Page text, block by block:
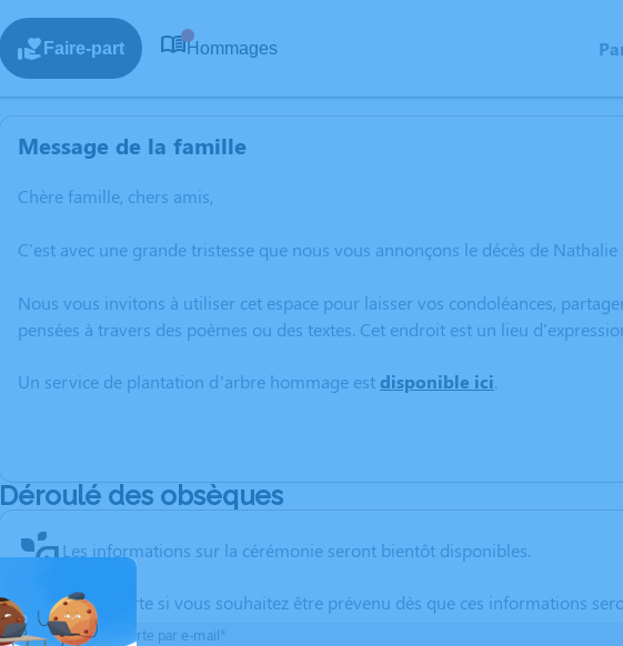
Faire-part Hommages
Message de la famille
Chère famille, chers amis,
C'est avec une grande tristesse que nous vous annonçons le décès de Nathalie
Nous vous invitons à utiliser cet espace pour laisser vos condoléances,
pensées à travers des poèmes ou des textes. Cet endroit est un lieu
Un service de plantation d’arbre hommage est disponible ici.
Déroulé des obsèques
Les informations sur la cérémonie seront bientôt disponibles.
Activez une alerte si vous souhaitez être prévenu dès que ces informations
Recevoir une alerte par e-mail*